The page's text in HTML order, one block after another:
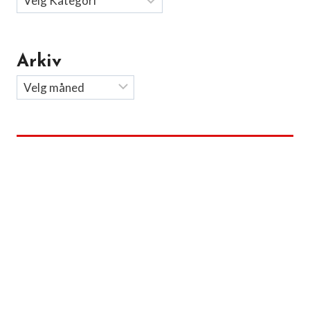
Arkiv
Arkiv